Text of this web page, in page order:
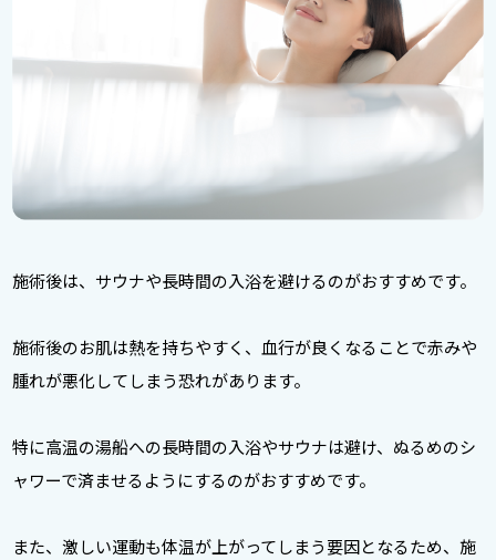
施術後は、サウナや長時間の入浴を避けるのがおすすめです。
施術後のお肌は熱を持ちやすく、血行が良くなることで赤みや
腫れが悪化してしまう恐れがあります。
特に高温の湯船への長時間の入浴やサウナは避け、ぬるめのシ
ャワーで済ませるようにするのがおすすめです。
また、激しい運動も体温が上がってしまう要因となるため、施